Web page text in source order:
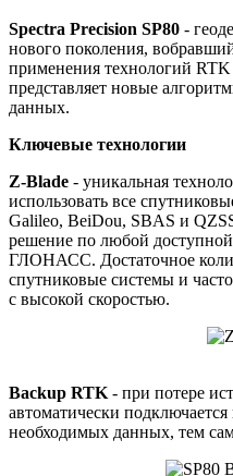
Spectra Precision SP80 -
нового поколения,
применения технологий
представляет новые
данных.
Ключевые технологии
Z-Blade - уникальная
использовать все
Galileo, BeiDou, SBAS и
решение по любой
ГЛОНАСС. Достаточное
спутниковые системы и
с высокой скоростью.
Backup RTK - при потере
автоматически
необходимых данных, тем